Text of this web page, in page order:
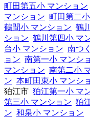
町田第五小 マンション
マンション 町田第二
鶴間小 マンション 鶴
ション 鶴川第四小 マ
台小 マンション 南つ
ョン 南第一小 マンシ
マンション 南第二小
ン 本町田東小 マンシ
狛江市 狛江第一小 マ
第三小 マンション 狛
ン 和泉小 マンション